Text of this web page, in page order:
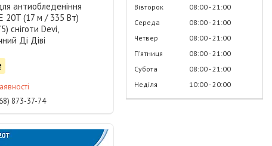
антиобледеніння
20T (17 м / 335 Вт)
сніготи Devi,
Ді Діві
873-37-74
Вівторок
08:00 21:00
Середа
08:00 21:00
Четвер
08:00 21:00
Пʼятниця
08:00 21:00
Субота
08:00 21:00
Неділя
10:00 20:00